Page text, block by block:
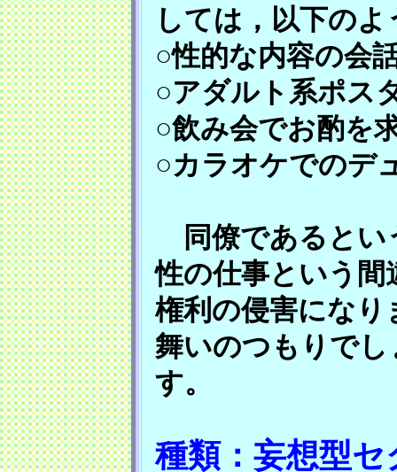
しては，以下の
○性的な内容の会
○アダルト系ポス
○飲み会でお酌を
○カラオケでのデ
同僚であるとい
性の仕事という
権利の侵害になり
舞いのつもりで
す。
種類：妄想型